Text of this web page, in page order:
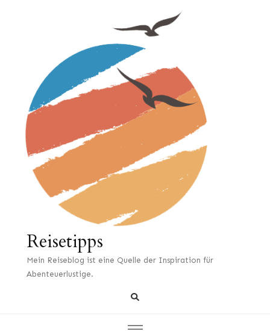
Reisetipps
Mein Reiseblog ist eine Quelle der Inspiration für
Abenteuerlustige.